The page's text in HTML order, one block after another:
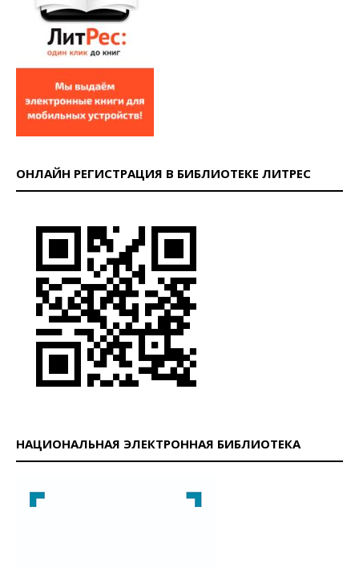
ОНЛАЙН РЕГИСТРАЦИЯ В БИБЛИОТЕКЕ ЛИТРЕС
НАЦИОНАЛЬНАЯ ЭЛЕКТРОННАЯ БИБЛИОТЕКА